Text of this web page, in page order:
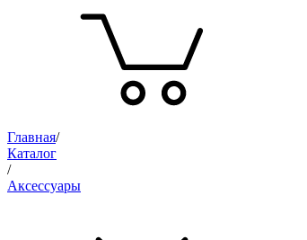
Главная/
Каталог
/
Аксессуары